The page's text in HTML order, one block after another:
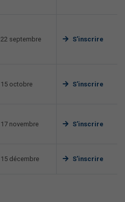
22 septembre S'inscrire
15 octobre S'inscrire
17 novembre S'inscrire
15 décembre S'inscrire